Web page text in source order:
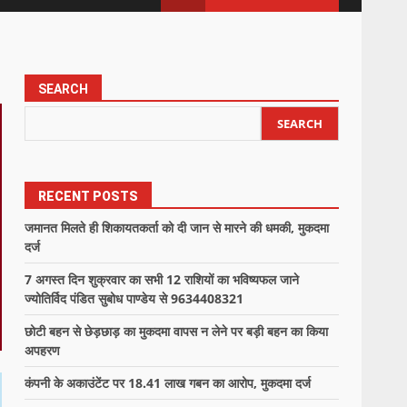
SEARCH
SEARCH
RECENT POSTS
जमानत मिलते ही शिकायतकर्ता को दी जान से मारने की धमकी, मुकदमा
दर्ज
7 अगस्त दिन शुक्रवार का सभी 12 राशियों का भविष्यफल जाने
ज्योतिर्विद पंडित सुबोध पाण्डेय से 9634408321
छोटी बहन से छेड़छाड़ का मुकदमा वापस न लेने पर बड़ी बहन का किया
अपहरण
कंपनी के अकाउंटेंट पर 18.41 लाख गबन का आरोप, मुकदमा दर्ज